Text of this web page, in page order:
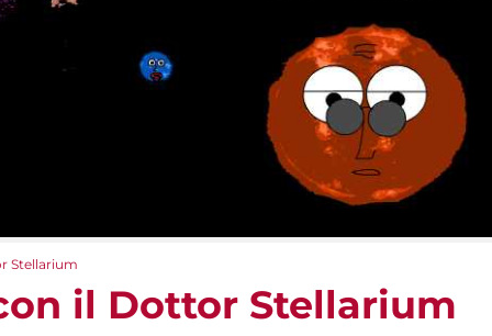
Stellarium
il Dottor Stellarium